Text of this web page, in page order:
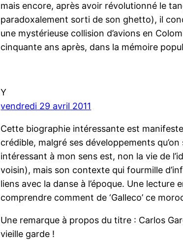
mais encore, après avoir révolutionné le
paradoxalement sorti de son ghetto), il
une mystérieuse collision d’avions en
cinquante ans après, dans la mémoire
Y
vendredi 29 avril 2011
Cette biographie intéressante est
crédible, malgré ses développements
intéressant à mon sens est, non la vie de
voisin), mais son contexte qui fourmille
liens avec la danse à l’époque. Une
comprendre comment de ‘Galleco’ ce
Une remarque à propos du titre : Carlos
vieille garde !